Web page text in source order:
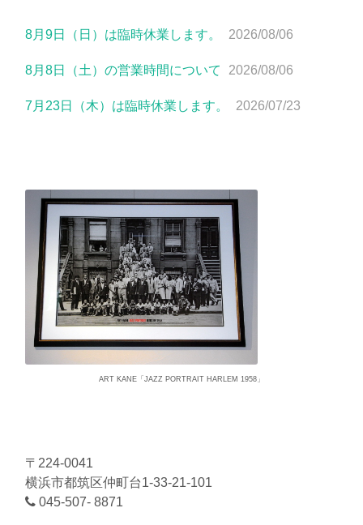
8月9日（日）は臨時休業します。 2026/08/06
8月8日（土）の営業時間について 2026/08/06
7月23日（木）は臨時休業します。 2026/07/23
ART KANE「JAZZ PORTRAIT HARLEM 1958」
〒224-0041
横浜市都筑区仲町台1-33-21-101
045-507- 8871